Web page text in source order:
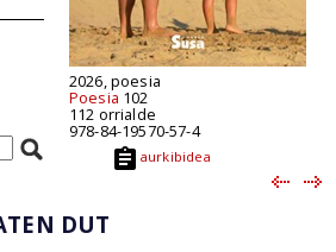
2026, poesia
Poesia 102
112 orrialde
978-84-19570-57-4
aurkibidea
DUT